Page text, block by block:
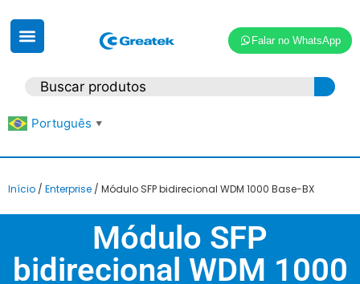
Falar no WhatsApp
Português ▼
Início / Enterprise / Módulo SFP bidirecional WDM 1000 Base-BX
Módulo SFP
bidirecional WDM 1000